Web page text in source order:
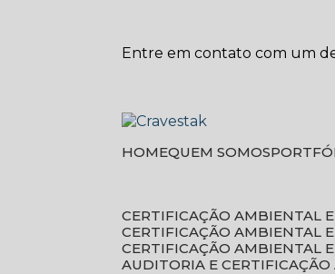
Entre em contato com um de
HOME QUEM SOMOS
CERTIFICAÇÃO AMBIENTAL
CERTIFICAÇÃO AMBIENTAL
CERTIFICAÇÃO AMBIENTAL
AUDITORIA E